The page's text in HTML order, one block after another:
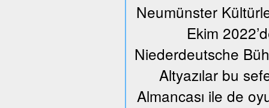
Neumünster
Ekim
Niederdeutsche
Altyazılar bu
Almancası ile de